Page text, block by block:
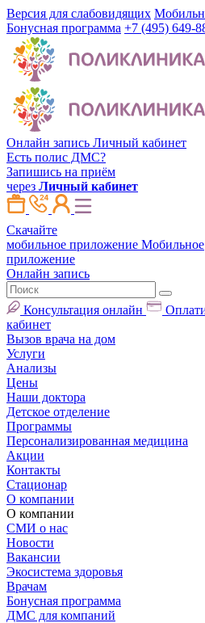
Версия для слабовидящих
Бонусная программа +7 (495) 649-
Онлайн запись Личный кабинет
Есть полис ДМС?
Запишись на приём
через Личный кабинет
Скачайте
мобильное приложение Мобильное
приложение
Онлайн запись
Консультация онлайн
кабинет
Вызов врача на дом
Услуги
Анализы
Цены
Наши доктора
Детское отделение
Программы
Персонализированная медицина
Акции
Контакты
Стационар
О компании
О компании
СМИ о нас
Новости
Вакансии
Экосистема здоровья
Врачам
Бонусная программа
ДМС для компаний